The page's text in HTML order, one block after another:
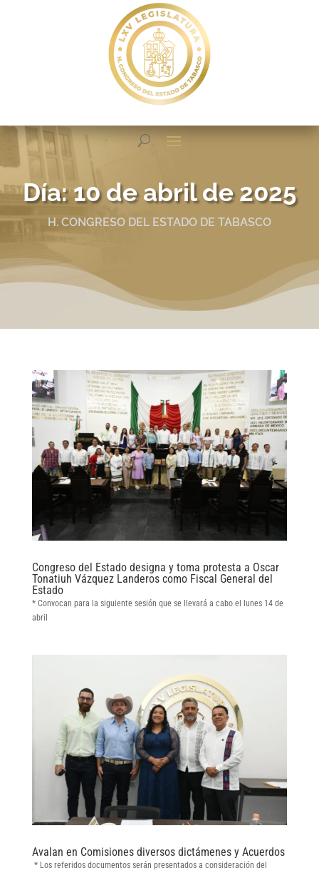
Día:10 de abril de 2025
H. CONGRESO DEL ESTADO DE TABASCO
Congreso del Estado designa y toma protesta a Oscar
Tonatiuh Vázquez Landeros como Fiscal General del
Estado
* Convocan para la siguiente sesión que se llevará a cabo el lunes 14 de
abril
Avalan en Comisiones diversos dictámenes y Acuerdos
* Los referidos documentos serán presentados a consideración del